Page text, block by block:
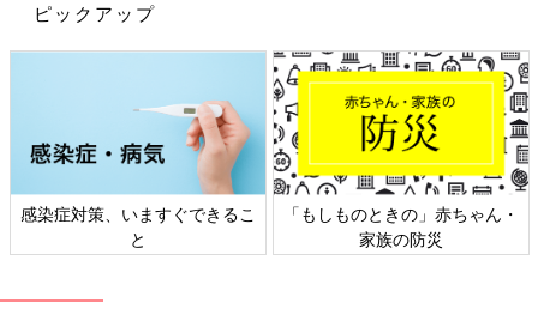
ピックアップ
ん・
日本外来小児科学会リーフレッ
六星占術 細木かおりさん
相談